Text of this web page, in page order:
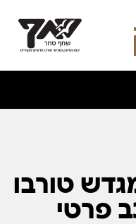
טורבו
פרטי